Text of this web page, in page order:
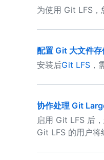
为使用 Git LFS
配置 Git 大文件存
安装后Git LFS ，
协作处理 Git
启用 Git LFS 后
Git LFS 的用户将